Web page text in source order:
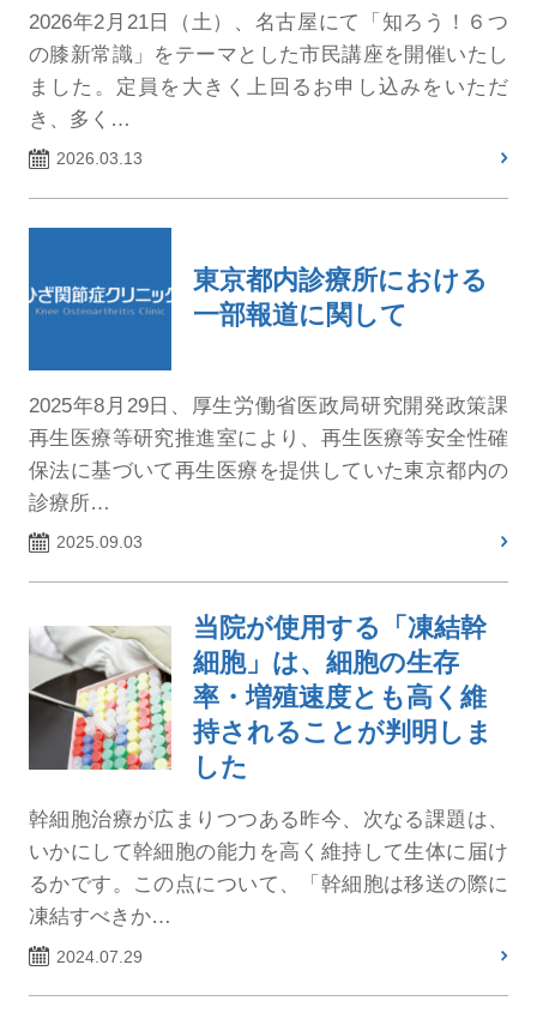
2026年2月21日（土）、名古屋にて「知ろう！６つ
の膝新常識」をテーマとした市民講座を開催いたし
ました。定員を大きく上回るお申し込みをいただ
き、多く…
2026.03.13
東京都内診療所における
一部報道に関して
2025年8月29日、厚生労働省医政局研究開発政策課
再生医療等研究推進室により、再生医療等安全性確
保法に基づいて再生医療を提供していた東京都内の
診療所…
2025.09.03
当院が使用する「凍結幹
細胞」は、細胞の生存
率・増殖速度とも高く維
持されることが判明しま
した
幹細胞治療が広まりつつある昨今、次なる課題は、
いかにして幹細胞の能力を高く維持して生体に届け
るかです。この点について、「幹細胞は移送の際に
凍結すべきか…
2024.07.29